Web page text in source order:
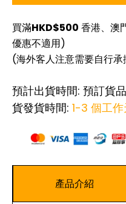
買滿HKD$500 香港、澳
優惠不適用)
(海外客人注意需要自行
預計出貨時間: 預訂貨
貨發貨時間: 1-3 個工作
產品介紹